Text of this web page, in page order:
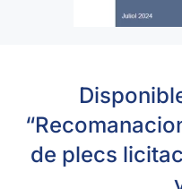
de plecs